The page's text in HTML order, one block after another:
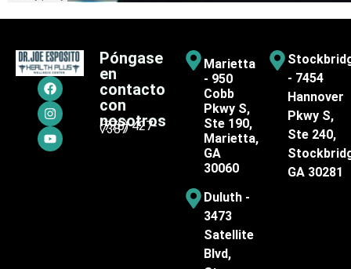
Póngase
en
contacto
con
nosotros
(770) 427-
7387
Marietta
- 950
Cobb
Pkwy S,
Ste 190,
Marietta,
GA
30060
Duluth -
3473
Satellite
Blvd,
- 7454
Hannover
Pkwy S,
Ste 240,
GA 30281